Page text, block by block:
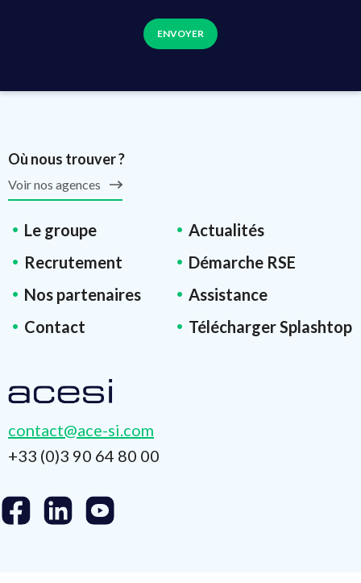
Où nous trouver ?
Voir nos agences
Le groupe
Actualités
Recrutement
Démarche RSE
Nos partenaires
Assistance
Contact
Télécharger Splashtop
contact@ace-si.com
+33 (0)3 90 64 80 00